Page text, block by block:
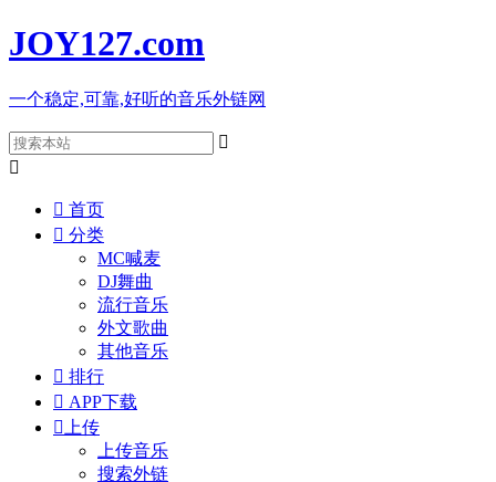
JOY127.com
一个稳定,可靠,好听的音乐外链网


 首页
 分类
MC喊麦
DJ舞曲
流行音乐
外文歌曲
其他音乐
 排行
 APP下载
 上传
上传音乐
搜索外链